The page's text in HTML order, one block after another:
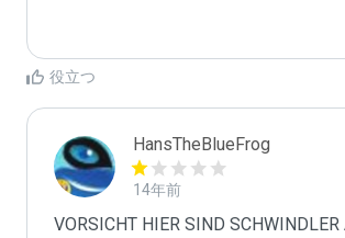
役立つ
HansTheBlueFrog
14年前
VORSICHT HIER SIND SCHWINDLER